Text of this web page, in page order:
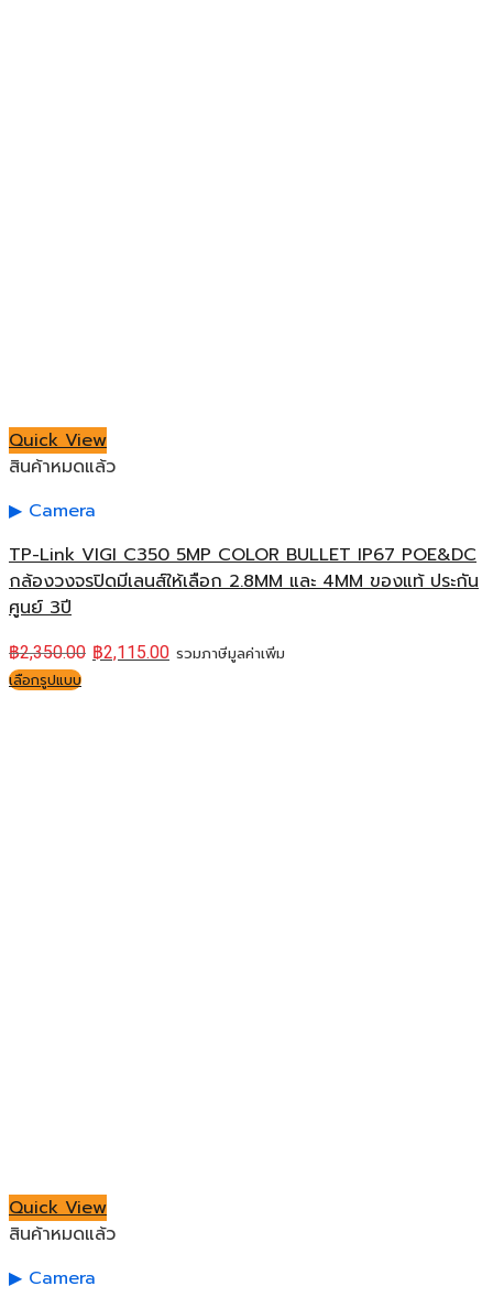
Quick View
สินค้าหมดแล้ว
Camera
TP-Link VIGI C350 5MP COLOR BULLET IP67 POE&DC
กล้องวงจรปิดมีเลนส์ให้เลือก 2.8MM และ 4MM ของแท้ ประกัน
ศูนย์ 3ปี
฿2,350.00 ฿2,115.00 รวมภาษีมูลค่าเพิ่ม
เลือกรูปแบบ
Quick View
สินค้าหมดแล้ว
Camera